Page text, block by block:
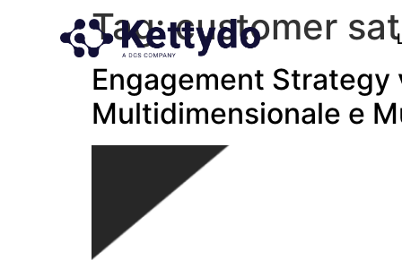
Tag:customer
Engagement
Multidimensionale e